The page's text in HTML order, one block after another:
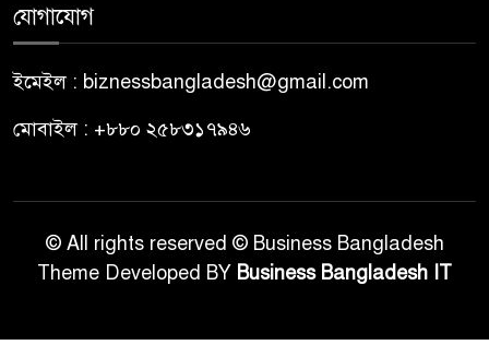
যোগাযোগ
ইমেইল : biznessbangladesh@gmail.com
মোবাইল : +৮৮০ ২৫৮৩১৭৯৪৬
© All rights reserved © Business Bangladesh
Theme Developed BY Business Bangladesh IT